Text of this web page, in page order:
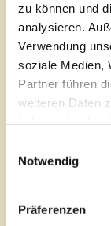
zu können und
analysieren.
Verwendung
soziale Medien,
Partner führen
weiteren Daten
Notwendig
Präferenzen